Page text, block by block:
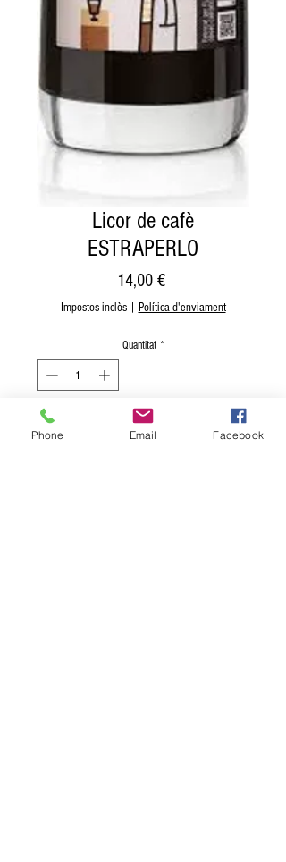
Licor de cafè
ESTRAPERLO
14,00 €Price
Impostos inclòs| Política d'enviament
Quantitat *
Afegeix a la cistella
Phone Email Facebook